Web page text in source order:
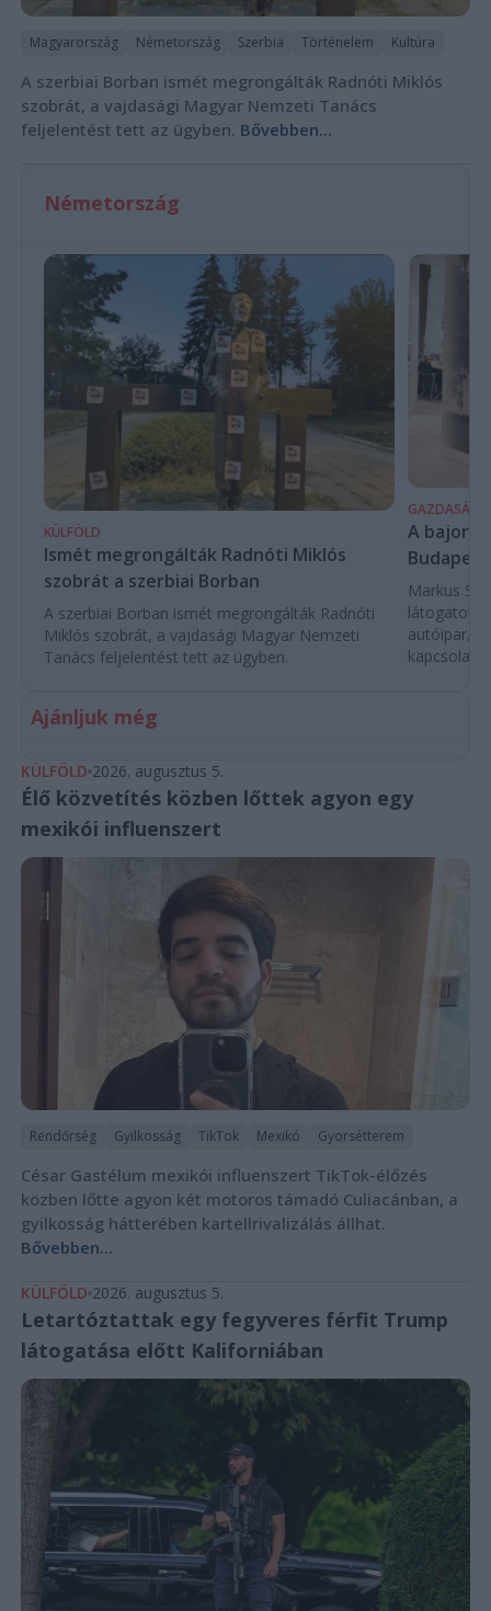
Magyarország Németország Szerbia Történelem Kultúra
A szerbiai Borban ismét megrongálták Radnóti Miklós
szobrát, a vajdasági Magyar Nemzeti Tanács
feljelentést tett az ügyben. Bővebben...
Németország
KÜLFÖLD
Ismét megrongálták Radnóti Miklós
szobrát a szerbiai Borban
A szerbiai Borban ismét megrongálták Radnóti
Miklós szobrát, a vajdasági Magyar Nemzeti
Tanács feljelentést tett az ügyben.
GAZDASÁG
A bajor
Markus
látogatott
autóipar,
Ajánljuk még
KÜLFÖLD 2026. augusztus 5.
Élő közvetítés közben lőttek agyon egy
mexikói influenszert
Rendőrség Gyilkosság TikTok Mexikó Gyorsétterem
César Gastélum mexikói influenszert TikTok-élőzés
közben lőtte agyon két motoros támadó Culiacánban, a
gyilkosság hátterében kartellrivalizálás állhat.
Bővebben...
KÜLFÖLD 2026. augusztus 5.
Letartóztattak egy fegyveres férfit Trump
látogatása előtt Kaliforniában